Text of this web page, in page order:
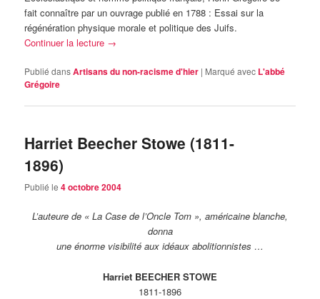
fait connaître par un ouvrage publié en 1788 : Essai sur la
régénération physique morale et politique des Juifs.
Continuer la lecture →
Publié dansArtisans du non-racisme d'hier | Marqué avec L'abbé
Grégoire
Harriet Beecher Stowe (1811-
1896)
Publié le4 octobre 2004
L’auteure de « La Case de l’Oncle Tom », américaine blanche,
donna
une énorme visibilité aux idéaux abolitionnistes …
Harriet BEECHER STOWE
1811-1896